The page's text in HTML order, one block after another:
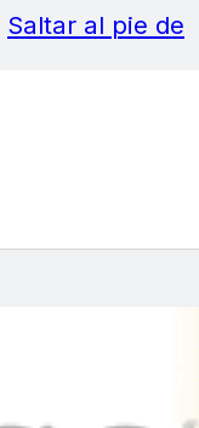
Saltar al pie de